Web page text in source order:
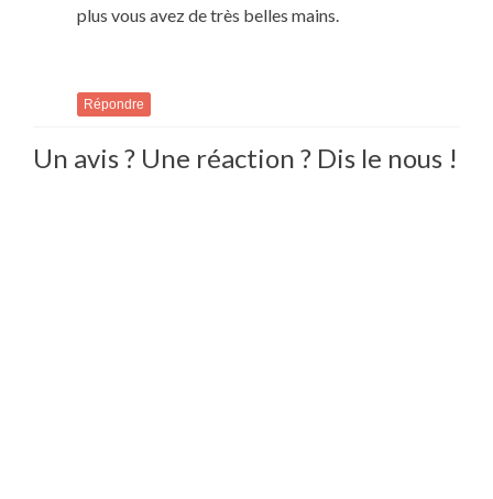
plus vous avez de très belles mains.
Répondre
Un avis ? Une réaction ? Dis le nous !